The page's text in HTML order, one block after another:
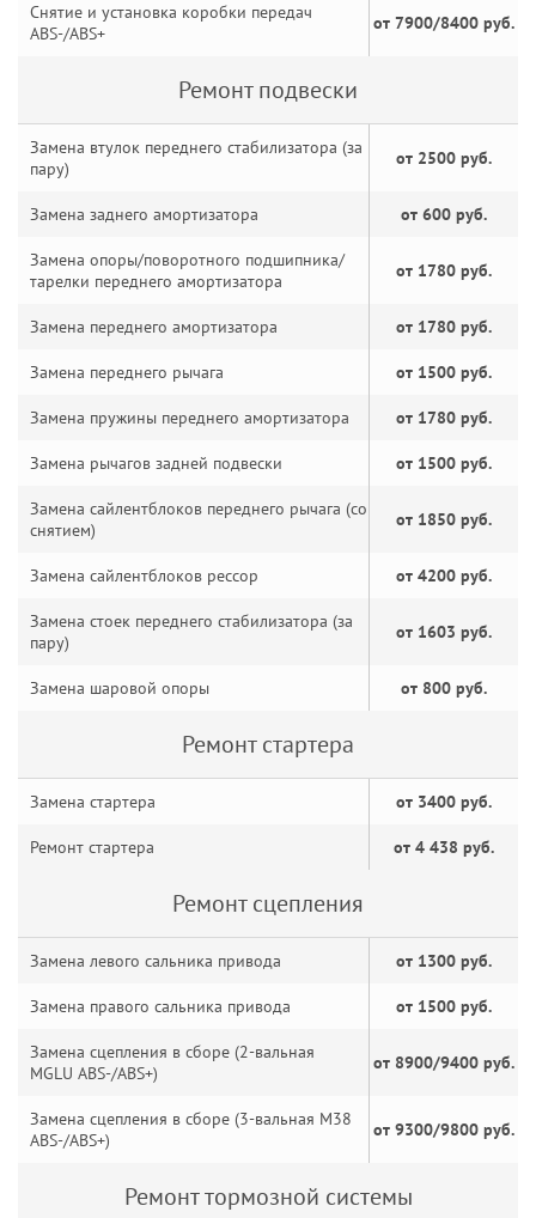
Снятие и установка коробки передач
ABS-/ABS+
от 7900/8400 руб.
Ремонт подвески
Замена втулок переднего стабилизатора (за
пару)
от 2500 руб.
Замена заднего амортизатора от 600 руб.
Замена опоры/поворотного подшипника/
тарелки переднего амортизатора
от 1780 руб.
Замена переднего амортизатора от 1780 руб.
Замена переднего рычага от 1500 руб.
Замена пружины переднего амортизатора от 1780 руб.
Замена рычагов задней подвески от 1500 руб.
Замена сайлентблоков переднего рычага (со
снятием)
от 1850 руб.
Замена сайлентблоков рессор от 4200 руб.
Замена стоек переднего стабилизатора (за
пару)
от 1603 руб.
Замена шаровой опоры от 800 руб.
Ремонт стартера
Замена стартера от 3400 руб.
Ремонт стартера от 4 438 руб.
Ремонт сцепления
Замена левого сальника привода от 1300 руб.
Замена правого сальника привода от 1500 руб.
Замена сцепления в сборе (2-вальная
MGLU ABS-/ABS+)
от 8900/9400 руб.
Замена сцепления в сборе (3-вальная M38
ABS-/ABS+)
от 9300/9800 руб.
Ремонт тормозной системы